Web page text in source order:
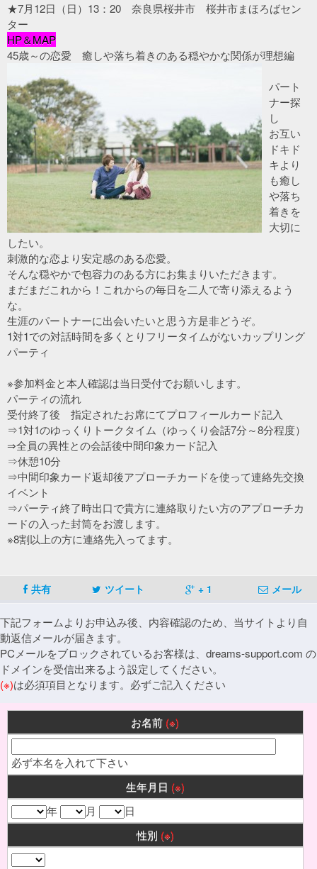
★7月12日（日）13：20 奈良県桜井市 桜井市まほろばセン
ター
HP＆MAP
45歳～の恋愛 癒しや落ち着きのある穏やかな関係が理想編
パート
ナー探
し
お互い
ドキド
キより
も癒し
や落ち
着きを
大切に
したい。
刺激的な恋より安定感のある恋愛。
そんな穏やかで包容力のある方にお集まりいただきます。
まだまだこれから！これからの毎日を二人で寄り添えるよう
な。
生涯のパートナーに出会いたいと思う方是非どうぞ。
1対1での対話時間を多くとりフリータイムがないカップリング
パーティ
※参加料金と本人確認は当日受付でお願いします。
パーティの流れ
受付終了後 指定されたお席にてプロフィールカード記入
⇒1対1のゆっくりトークタイム（ゆっくり会話7分～8分程度）
⇒全員の異性との会話後中間印象カード記入
⇒休憩10分
⇒中間印象カード返却後アプローチカードを使って連絡先交換
イベント
⇒パーティ終了時出口で貴方に連絡取りたい方のアプローチカ
ードの入った封筒をお渡します。
※8割以上の方に連絡先入ってます。
共有 ツイート + 1 メール
下記フォームよりお申込み後、内容確認のため、当サイトより自
動返信メールが届きます。
PCメールをブロックされているお客様は、dreams-support.com の
ドメインを受信出来るよう設定してください。
(※)は必須項目となります。必ずご記入ください
お名前 (※)
必ず本名を入れて下さい
生年月日 (※)
年
月
日
性別 (※)